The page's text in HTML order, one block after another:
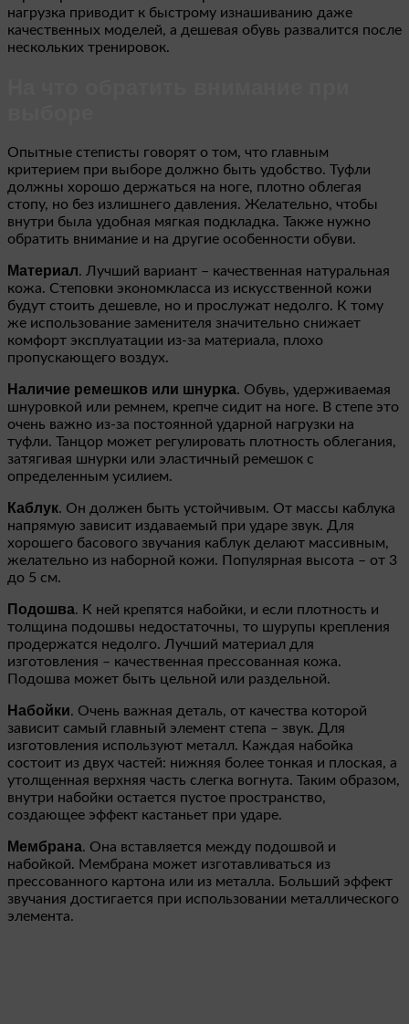
нагрузка приводит к быстрому изнашиванию даже
качественных моделей, а дешевая обувь развалится после
нескольких тренировок.
Опытные степисты говорят о том, что главным
критерием при выборе должно быть удобство. Туфли
должны хорошо держаться на ноге, плотно облегая
стопу, но без излишнего давления. Желательно, чтобы
внутри была удобная мягкая подкладка. Также нужно
обратить внимание и на другие особенности обуви.
Материал. Лучший вариант – качественная натуральная
кожа. Степовки экономкласса из искусственной кожи
будут стоить дешевле, но и прослужат недолго. К тому
же использование заменителя значительно снижает
комфорт эксплуатации из-за материала, плохо
пропускающего воздух.
Наличие ремешков или шнурка. Обувь, удерживаемая
шнуровкой или ремнем, крепче сидит на ноге. В степе это
очень важно из-за постоянной ударной нагрузки на
туфли. Танцор может регулировать плотность облегания,
затягивая шнурки или эластичный ремешок с
определенным усилием.
Каблук. Он должен быть устойчивым. От массы каблука
напрямую зависит издаваемый при ударе звук. Для
хорошего басового звучания каблук делают массивным,
желательно из наборной кожи. Популярная высота – от 3
до 5 см.
Подошва. К ней крепятся набойки, и если плотность и
толщина подошвы недостаточны, то шурупы крепления
продержатся недолго. Лучший материал для
изготовления – качественная прессованная кожа.
Подошва может быть цельной или раздельной.
Набойки. Очень важная деталь, от качества которой
зависит самый главный элемент степа – звук. Для
изготовления используют металл. Каждая набойка
состоит из двух частей: нижняя более тонкая и плоская, а
утолщенная верхняя часть слегка вогнута. Таким образом,
внутри набойки остается пустое пространство,
создающее эффект кастаньет при ударе.
Мембрана. Она вставляется между подошвой и
набойкой. Мембрана может изготавливаться из
прессованного картона или из металла. Больший эффект
звучания достигается при использовании металлического
элемента.